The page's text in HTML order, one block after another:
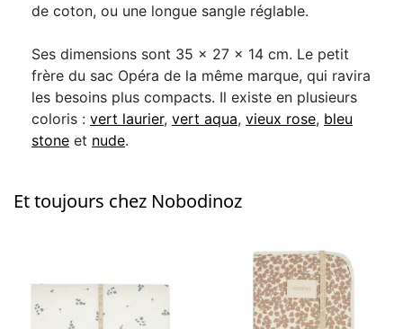
de coton, ou une longue sangle réglable.
Ses dimensions sont 35 x 27 x 14 cm. Le petit
frère du sac Opéra de la même marque, qui ravira
les besoins plus compacts. Il existe en plusieurs
coloris : vert laurier, vert aqua, vieux rose, bleu
stone et nude.
Et toujours chez Nobodinoz